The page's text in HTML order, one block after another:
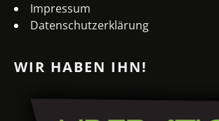
Impressum
Datenschutzerklärung
WIR HABEN IHN!